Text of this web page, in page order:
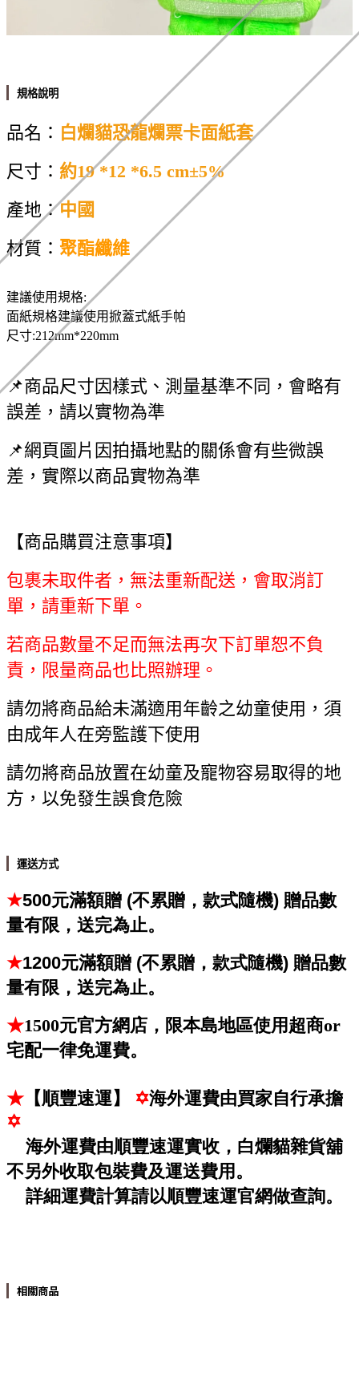
規格說明
品名： 白爛貓恐龍爛票卡面紙套
尺寸： 約19 *12 *6.5 cm±5%
產地：中國
材質： 聚酯纖維
建議使用規格:
面紙規格建議使用掀蓋式紙手帕
尺寸:212mm*220mm
📌商品尺寸因樣式、測量基準不同，會略有
誤差，請以實物為準
📌網頁圖片因拍攝地點的關係會有些微誤
差，實際以商品實物為準
【商品購買注意事項】
包裹未取件者，無法重新配送，會取消訂
單，請重新下單。
若商品數量不足而無法再次下訂單恕不負
責，限量商品也比照辦理。
請勿將商品給未滿適用年齡之幼童使用，須
由成年人在旁監護下使用
請勿將商品放置在幼童及寵物容易取得的地
方，以免發生誤食危險
運送方式
★500元滿額贈 (不累贈，款式隨機) 贈品數
量有限，送完為止。
★1200元滿額贈 (不累贈，款式隨機) 贈品數
量有限，送完為止。
★1500元官方網店，限本島地區使用超商or
宅配一律免運費。
★ 【順豐速運】 ✡海外運費由買家自行承擔
✡
海外運費由順豐速運實收，白爛貓雜貨舖
不另外收取包裝費及運送費用。
詳細運費計算請以順豐速運官網做查詢。
相關商品